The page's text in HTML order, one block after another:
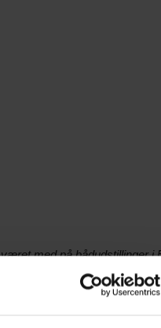
med på bådudstillinger i
lå nede i byen - og det agter
vores landsdel og for alle